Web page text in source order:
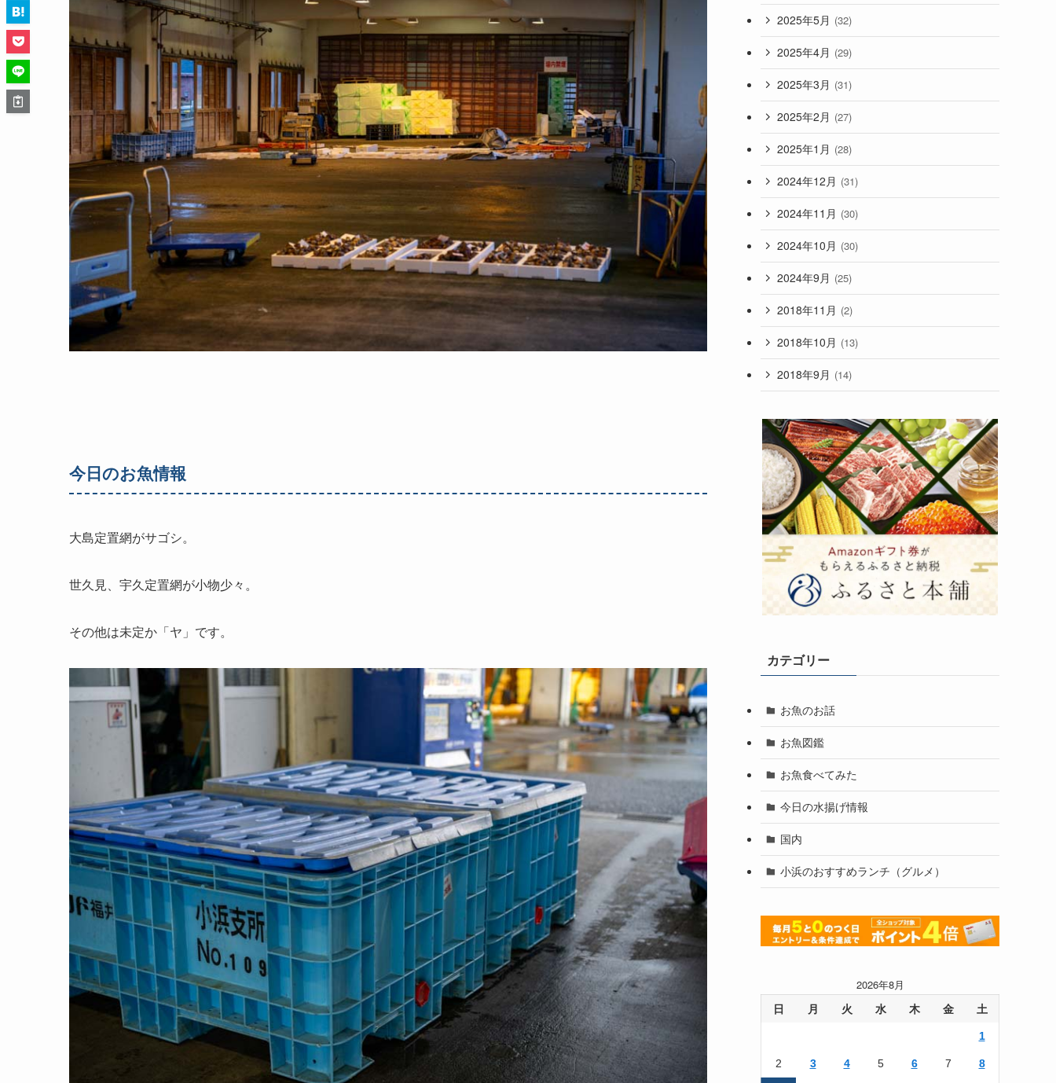
今日のお魚情報
大島定置網がサゴシ。
世久見、宇久定置網が小物少々。
その他は未定か「ヤ」です。
2025年5月 (32)
2025年4月 (29)
2025年3月 (31)
2025年2月 (27)
2025年1月 (28)
2024年12月 (31)
2024年11月 (30)
2024年10月 (30)
2024年9月 (25)
2018年11月 (2)
2018年10月 (13)
2018年9月 (14)
カテゴリー
お魚のお話
お魚図鑑
お魚食べてみた
今日の水揚げ情報
国内
小浜のおすすめランチ（グルメ）
2026年8月
日 月 火 水 木 金 土
1
2 3 4 5 6 7 8